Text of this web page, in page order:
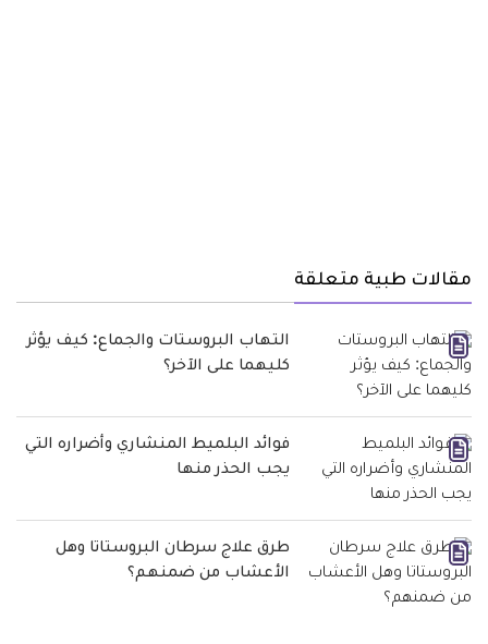
مقالات طبية متعلقة
التهاب البروستات والجماع: كيف يؤثر
كليهما على الآخر؟
فوائد البلميط المنشاري وأضراره التي
يجب الحذر منها
طرق علاج سرطان البروستاتا وهل
الأعشاب من ضمنهم؟